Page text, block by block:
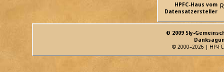
HPFC-Haus vom
Datensatzersteller
© 2009 Sly-
© 2000–2026 | HP-